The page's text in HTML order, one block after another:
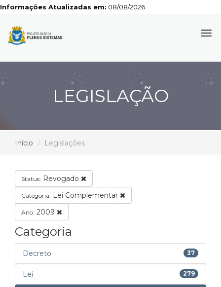
Atualizadas em: 08/08/2026
LEGISLAÇÃO
Início Legislações
Status: Revogado
Categoria: Lei Complementar
Ano: 2009
Categoria
Decreto 37
Lei 279